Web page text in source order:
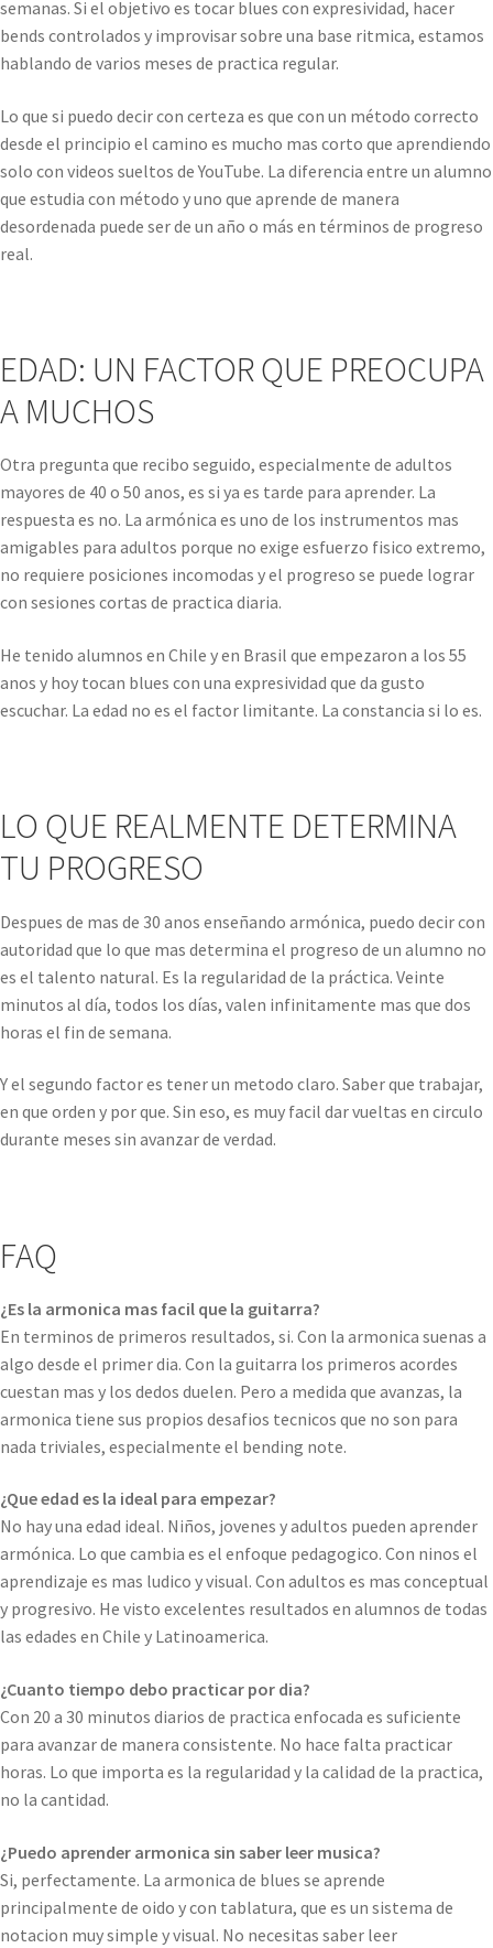
semanas. Si el objetivo es tocar blues con expresividad, hacer
bends controlados y improvisar sobre una base ritmica, estamos
hablando de varios meses de practica regular.
Lo que si puedo decir con certeza es que con un método correcto
desde el principio el camino es mucho mas corto que aprendiendo
solo con videos sueltos de YouTube. La diferencia entre un alumno
que estudia con método y uno que aprende de manera
desordenada puede ser de un año o más en términos de progreso
real.
EDAD: UN FACTOR QUE PREOCUPA
A MUCHOS
Otra pregunta que recibo seguido, especialmente de adultos
mayores de 40 o 50 anos, es si ya es tarde para aprender. La
respuesta es no. La armónica es uno de los instrumentos mas
amigables para adultos porque no exige esfuerzo fisico extremo,
no requiere posiciones incomodas y el progreso se puede lograr
con sesiones cortas de practica diaria.
He tenido alumnos en Chile y en Brasil que empezaron a los 55
anos y hoy tocan blues con una expresividad que da gusto
escuchar. La edad no es el factor limitante. La constancia si lo es.
LO QUE REALMENTE DETERMINA
TU PROGRESO
Despues de mas de 30 anos enseñando armónica, puedo decir con
autoridad que lo que mas determina el progreso de un alumno no
es el talento natural. Es la regularidad de la práctica. Veinte
minutos al día, todos los días, valen infinitamente mas que dos
horas el fin de semana.
Y el segundo factor es tener un metodo claro. Saber que trabajar,
en que orden y por que. Sin eso, es muy facil dar vueltas en circulo
durante meses sin avanzar de verdad.
FAQ
¿Es la armonica mas facil que la guitarra?
En terminos de primeros resultados, si. Con la armonica suenas a
algo desde el primer dia. Con la guitarra los primeros acordes
cuestan mas y los dedos duelen. Pero a medida que avanzas, la
armonica tiene sus propios desafios tecnicos que no son para
nada triviales, especialmente el bending note.
¿Que edad es la ideal para empezar?
No hay una edad ideal. Niños, jovenes y adultos pueden aprender
armónica. Lo que cambia es el enfoque pedagogico. Con ninos el
aprendizaje es mas ludico y visual. Con adultos es mas conceptual
y progresivo. He visto excelentes resultados en alumnos de todas
las edades en Chile y Latinoamerica.
¿Cuanto tiempo debo practicar por dia?
Con 20 a 30 minutos diarios de practica enfocada es suficiente
para avanzar de manera consistente. No hace falta practicar
horas. Lo que importa es la regularidad y la calidad de la practica,
no la cantidad.
¿Puedo aprender armonica sin saber leer musica?
Si, perfectamente. La armonica de blues se aprende
principalmente de oido y con tablatura, que es un sistema de
notacion muy simple y visual. No necesitas saber leer